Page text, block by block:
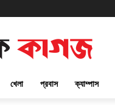
খেলা প্রবাস ক্যাম্পাস